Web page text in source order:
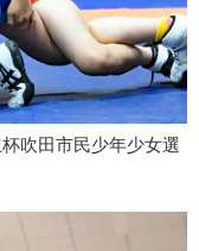
吹田市民少年少女選